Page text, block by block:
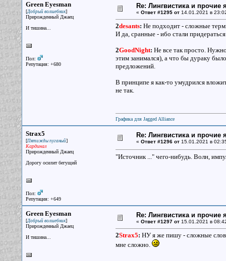
Green Eyesman
[Добрый волшебник]
Прирожденный Джаец
И тишина...
Пол:
Репутация: +680
Re: Лингвистика и прочие
« Ответ #1295 от14.01.2021 в
2desants: Не подходит - сложные
И да, сранные - ибо стали
2GoodNight: Не все так просто.
этим занимался), а что бы дураку
предложений.
В принципе я как-то умудрился
не так.
Графика для Jagged Alliance
Strax5
[Пятижды пуганый]
Кардинал
Прирожденный Джаец
Дорогу осилит бегущий
Пол:
Репутация: +649
Re: Лингвистика и прочие
« Ответ #1296 от15.01.2021 в
"Источник ..." чего-нибудь. Волн,
Green Eyesman
[Добрый волшебник]
Прирожденный Джаец
И тишина...
Re: Лингвистика и прочие
« Ответ #1297 от15.01.2021 в
2Strax5: НУ я же пишу - сложные
мне сложно.